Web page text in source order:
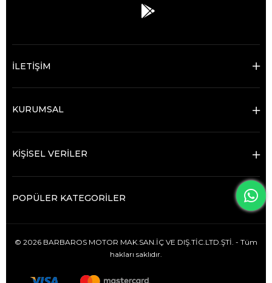
İLETİŞİM
KURUMSAL
KİŞİSEL VERİLER
POPÜLER KATEGORİLER
© 2026 BARBAROS MOTOR MAK.SAN.İÇ VE DIŞ.TİC.LTD.ŞTİ. - Tüm
hakları saklıdır.